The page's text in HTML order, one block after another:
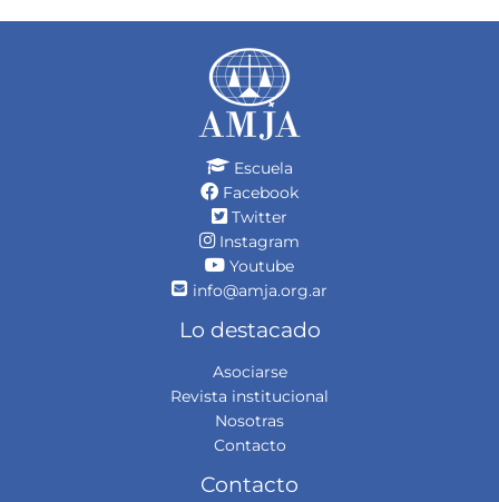
Escuela
Facebook
Twitter
Instagram
Youtube
info@amja.org.ar
Lo destacado
Asociarse
Revista institucional
Nosotras
Contacto
Contacto